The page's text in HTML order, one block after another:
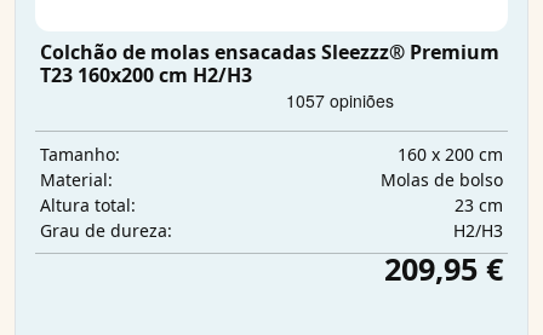
Colchão de molas ensacadas Sleezzz® Premium
T23 160x200 cm H2/H3
Tamanho:
160 x 200 cm
Material:
Molas de bolso
Altura total:
23 cm
Grau de dureza:
H2/H3
209,95 €